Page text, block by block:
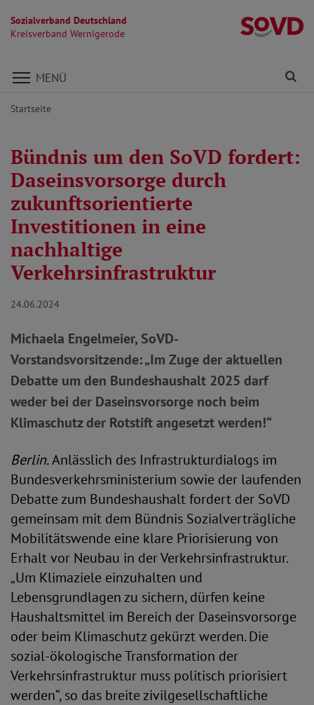
Sozialverband Deutschland
Kreisverband Wernigerode
Direkt zu den Inhalten springen
MENÜ
Startseite
Bündnis um den SoVD fordert:
Daseinsvorsorge durch
zukunftsorientierte
Investitionen in eine
nachhaltige
Verkehrsinfrastruktur
24.06.2024
Michaela Engelmeier, SoVD-
Vorstandsvorsitzende: „Im Zuge der aktuellen
Debatte um den Bundeshaushalt 2025 darf
weder bei der Daseinsvorsorge noch beim
Klimaschutz der Rotstift angesetzt werden!“
Berlin.Anlässlich des Infrastrukturdialogs im
Bundesverkehrsministerium sowie der laufenden
Debatte zum Bundeshaushalt fordert der SoVD
gemeinsam mit dem Bündnis Sozialverträgliche
Mobilitätswende eine klare Priorisierung von
Erhalt vor Neubau in der Verkehrsinfrastruktur.
„Um Klimaziele einzuhalten und
Lebensgrundlagen zu sichern, dürfen keine
Haushaltsmittel im Bereich der Daseinsvorsorge
oder beim Klimaschutz gekürzt werden. Die
sozial-ökologische Transformation der
Verkehrsinfrastruktur muss politisch priorisiert
werden“, so das breite zivilgesellschaftliche